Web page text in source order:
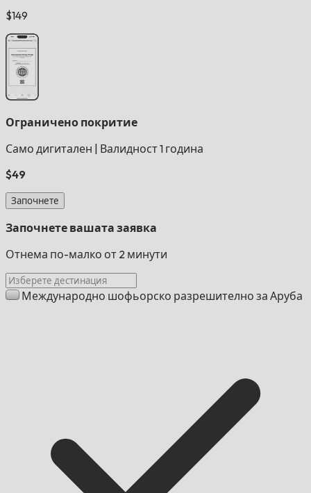
$149
Ограничено покритие
Само дигитален
Валидност 1 година
$49
Започнете
Започнете вашата заявка
Отнема по-малко от 2 минути
Международно шофьорско разрешително за Аруба